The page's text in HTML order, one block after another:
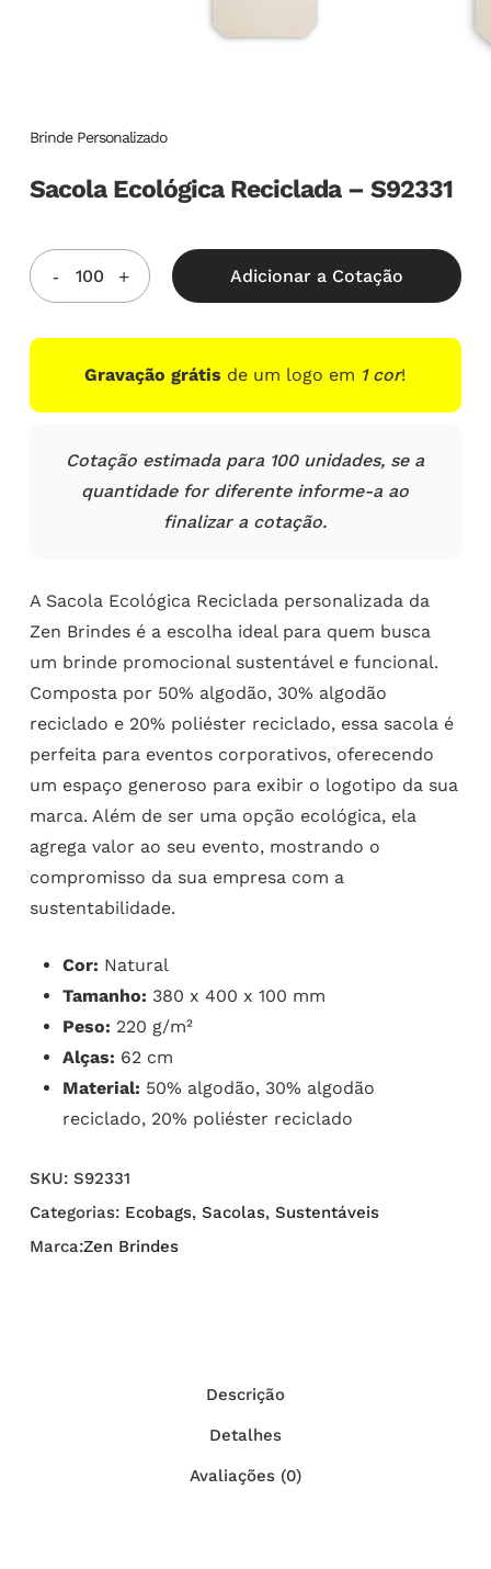
Brinde Personalizado
Sacola Ecológica Reciclada – S92331
Adicionar a Cotação
Gravação grátis de um logo em 1 cor!
Cotação estimada para 100 unidades, se a
quantidade for diferente informe-a ao
finalizar a cotação.
A Sacola Ecológica Reciclada personalizada da
Zen Brindes é a escolha ideal para quem busca
um brinde promocional sustentável e funcional.
Composta por 50% algodão, 30% algodão
reciclado e 20% poliéster reciclado, essa sacola é
perfeita para eventos corporativos, oferecendo
um espaço generoso para exibir o logotipo da sua
marca. Além de ser uma opção ecológica, ela
agrega valor ao seu evento, mostrando o
compromisso da sua empresa com a
sustentabilidade.
Cor: Natural
Tamanho: 380 x 400 x 100 mm
Peso: 220 g/m²
Alças: 62 cm
Material: 50% algodão, 30% algodão
reciclado, 20% poliéster reciclado
SKU: S92331
Categorias: Ecobags, Sacolas, Sustentáveis
Marca:Zen Brindes
Descrição
Detalhes
Avaliações (0)